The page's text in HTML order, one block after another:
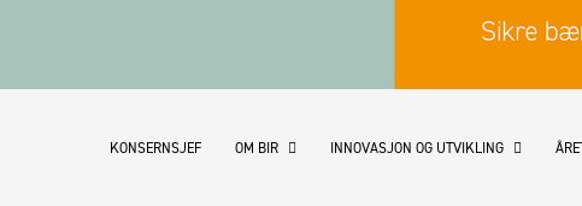
KONSERNSJEF OM BIR INNOVASJON OG UTVIKLING